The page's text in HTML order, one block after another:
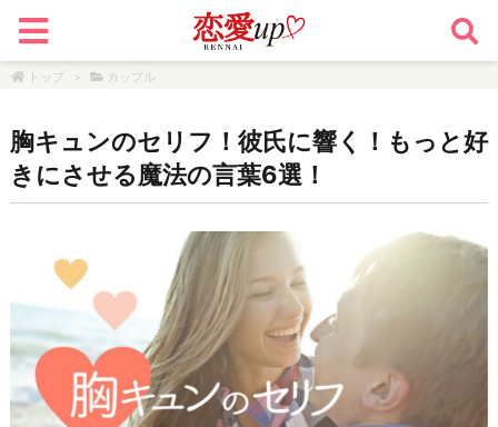
トップ > カップル
胸キュンのセリフ！彼氏に響く！もっと好
きにさせる魔法の言葉6選！